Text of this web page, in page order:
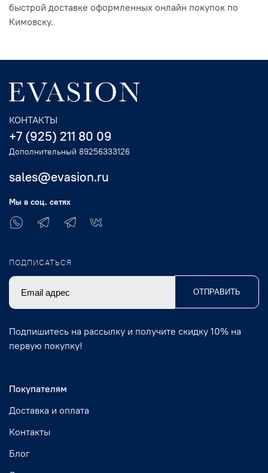
быстрой доставке оформленных онлайн покупок по
Кимовску.
Покупателям
Доставка и оплата
Контакты
Блог
КОНТАКТЫ
+7 (925) 211 80 09
Дополнительный 89256333126
sales@evasion.ru
Мы в соц. сетях
ПОДПИСАТЬСЯ
ОТПРАВИТЬ
Подпишитесь на рассылку и получите скидку 10% на
первую покупку!